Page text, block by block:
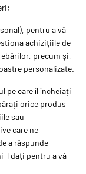
pentru a vă
achizițiile de
precum și,
personalizate.
pe care îl încheiați
orice produs
sau
care ne
a răspunde
l dați pentru a vă